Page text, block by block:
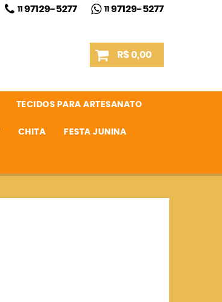
1197129-5277 1197129-5277
R$ 0,00
TECIDOS PARA ARTESANATO
CHITA FESTA JUNINA